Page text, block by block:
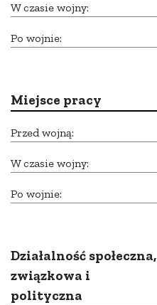
W czasie wojny:
Po wojnie:
Miejsce pracy
Przed wojną:
W czasie wojny:
Po wojnie:
Działalność społeczna,
związkowa i
polityczna